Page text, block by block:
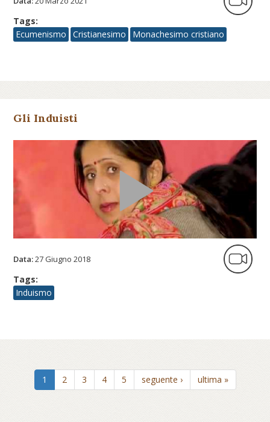
Tags:
Ecumenismo
Cristianesimo Monachesimo cristiano
Gli Induisti
Data:27 Giugno 2018
Tags:
Induismo
1 2 3 4 5 seguente › ultima »